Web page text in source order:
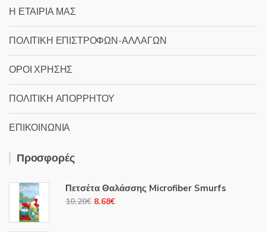
Η ΕΤΑΙΡΙΑ ΜΑΣ
ΠΟΛΙΤΙΚΗ ΕΠΙΣΤΡΟΦΩΝ-ΑΛΛΑΓΩΝ
ΟΡΟΙ ΧΡΗΣΗΣ
ΠΟΛΙΤΙΚΗ ΑΠΟΡΡΗΤΟΥ
ΕΠΙΚΟΙΝΩΝΙΑ
Προσφορές
Πετσέτα Θαλάσσης Microfiber Smurfs
10.20€ Original
8.68€Η